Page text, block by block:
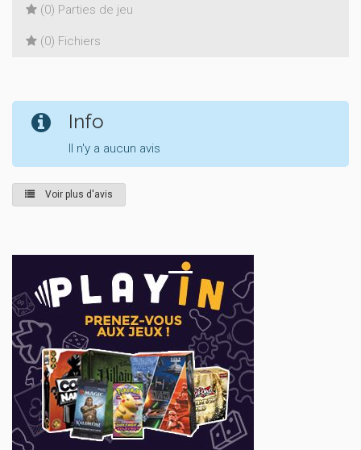
(0) Parties de jeu
(0) Fichiers
Info
Il n'y a aucun avis
Voir plus d'avis